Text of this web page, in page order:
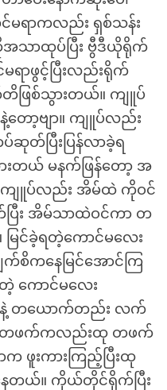
မရာကလည်း ရှစ်သန်း
အသာထုပ်ပြီး ဗွီဒီယိုရိုက်
ရာဖွင့်ပြီးလည်းရိုက်
တိဖြစ်သွားတယ်။ ကျူပ်
ော့ဗျာ။ ကျူပ်လည်း
တ်ပြီးပြန်လာခဲ့ရ
တယ် မနက်ဖြန်တော့ အ
ျာကျူပ်လည်း အိမ်ထဲ ကိုဝင်
ြီး အိမ်သာထဲဝင်ကာ တ
င်ခဲ့ရတဲ့ကောင်မလေး
စိကနေမြင်အောင်ကြ
ကောင်မလေး
တယောက်တည်း လက်
တဖက်ကလည်းထု တဖက်
ဖူးကားကြည့်ပြီးထု
ေတယ်။ ကိုယ်တိုင်ရိုက်ပြီး